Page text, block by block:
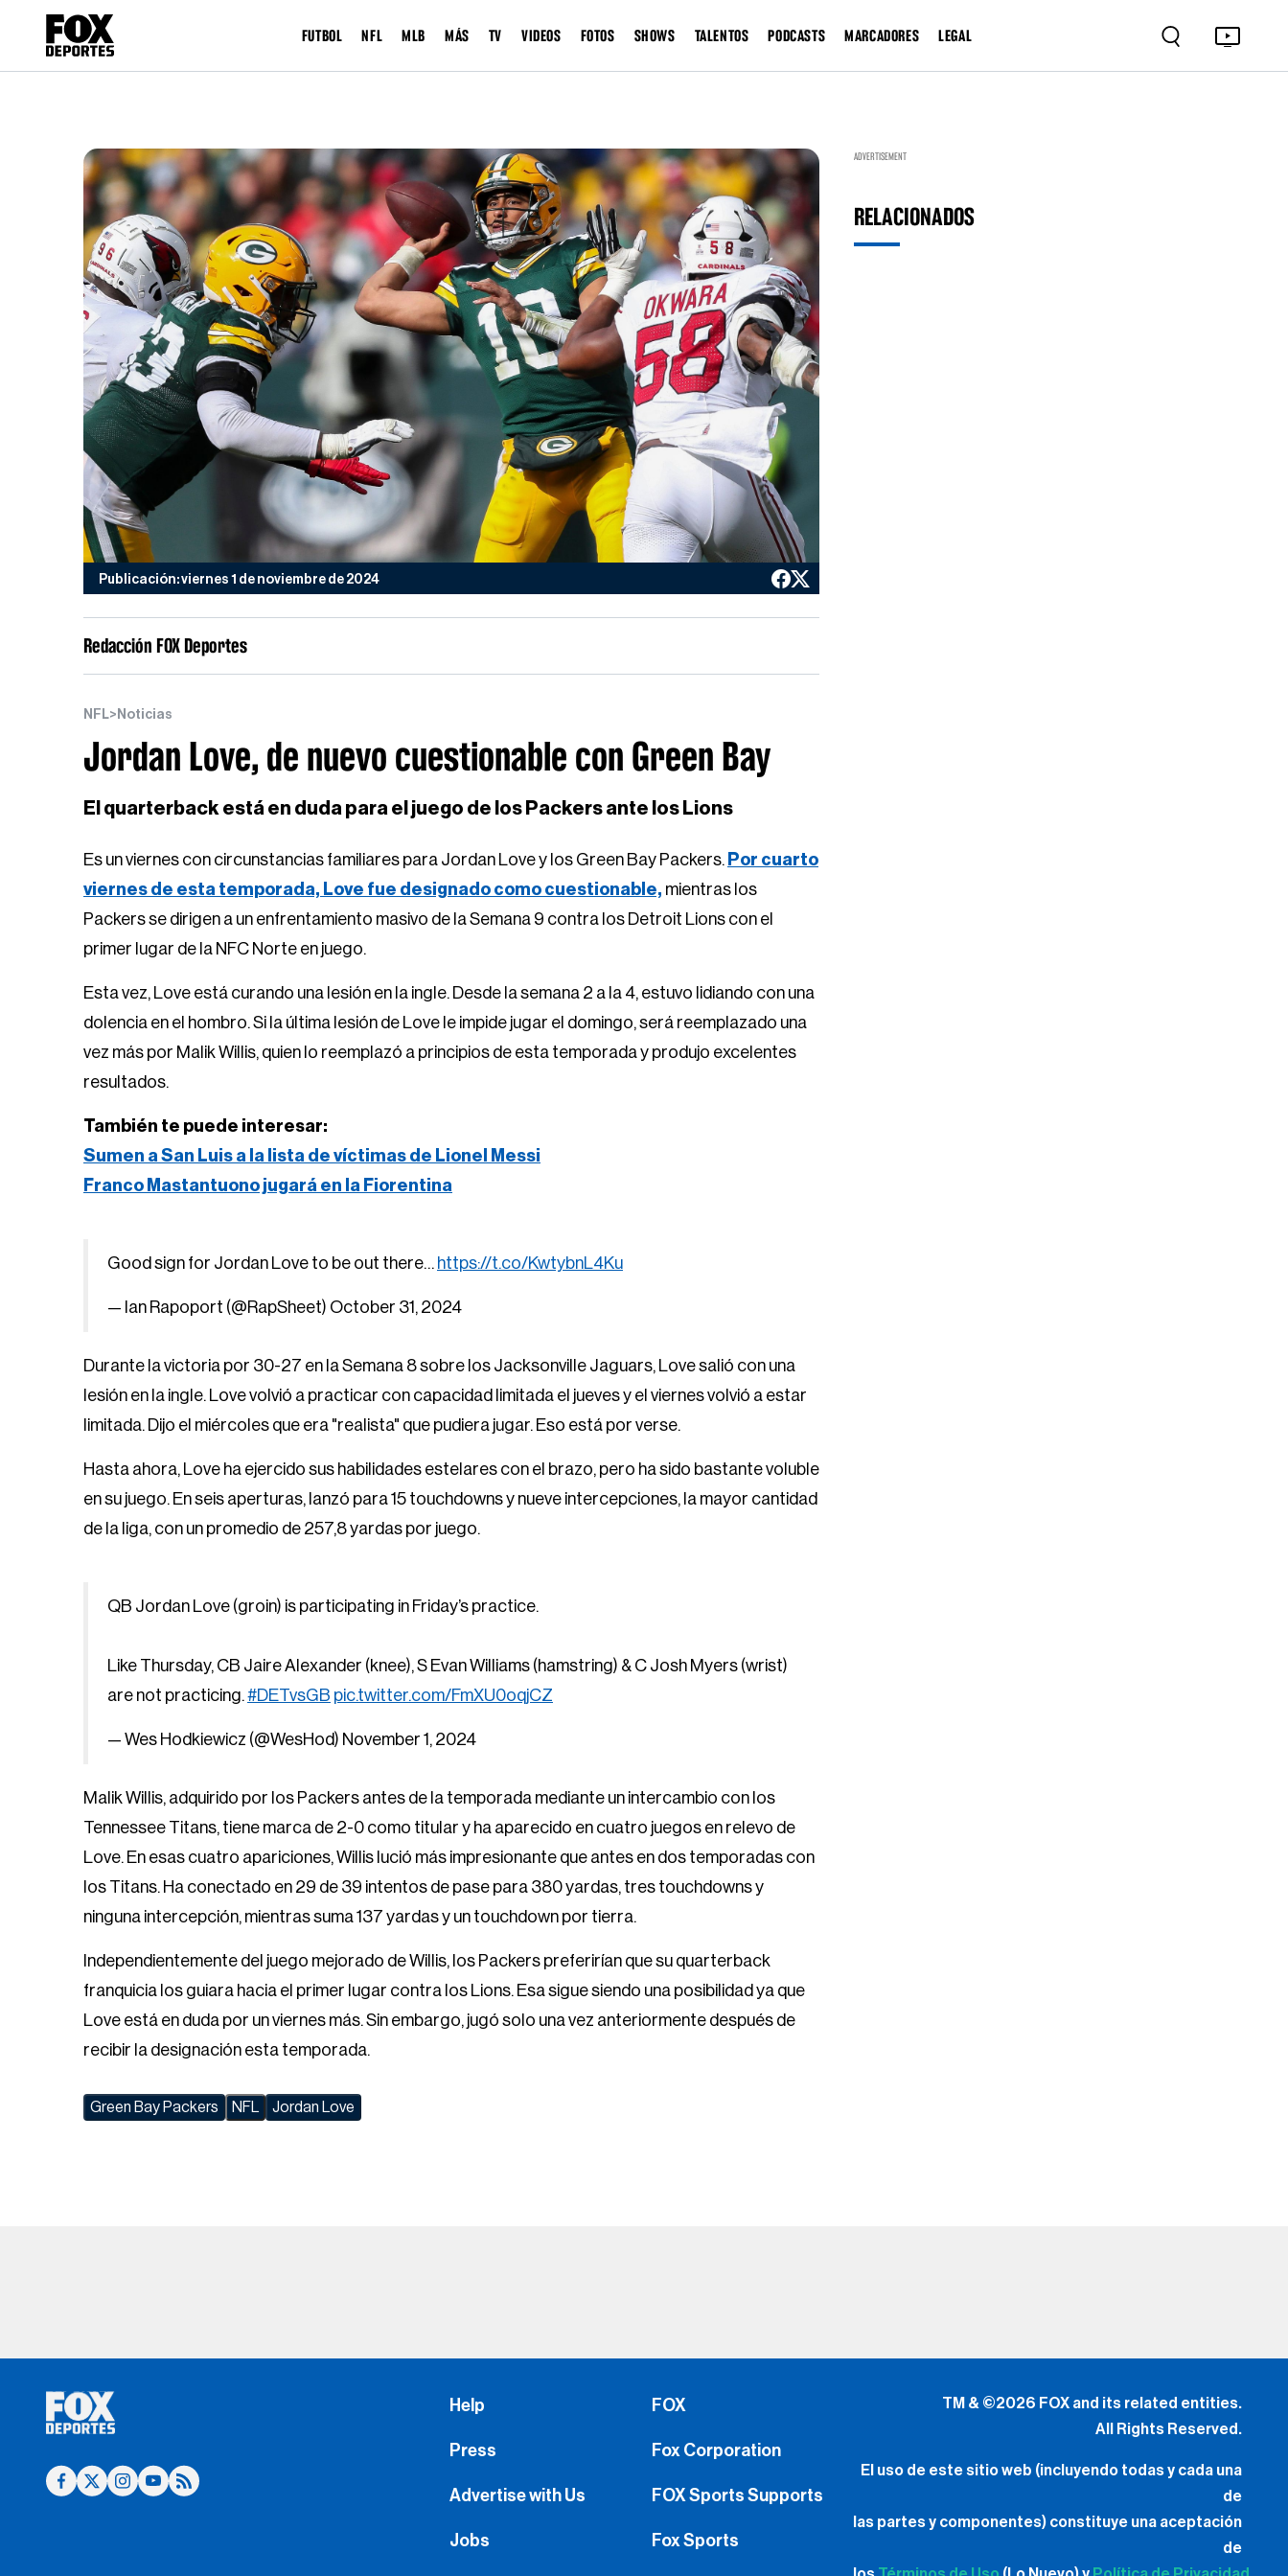
FUTBOL NFL MLB MÁS TV VIDEOS FOTOS SHOWS TALENTOS PODCASTS MARCADORES LEGAL
Publicación: viernes 1 de noviembre de 2024
Redacción FOX Deportes
NFL> Noticias
Jordan Love, de nuevo cuestionable con Green Bay
El quarterback está en duda para el juego de los Packers ante los Lions
Es un viernes con circunstancias familiares para Jordan Love y los Green Bay Packers. Por cuarto
viernes de esta temporada, Love fue designado como cuestionable, mientras los
Packers se dirigen a un enfrentamiento masivo de la Semana 9 contra los Detroit Lions con el
primer lugar de la NFC Norte en juego.
Esta vez, Love está curando una lesión en la ingle. Desde la semana 2 a la 4, estuvo lidiando con una
dolencia en el hombro. Si la última lesión de Love le impide jugar el domingo, será reemplazado una
vez más por Malik Willis, quien lo reemplazó a principios de esta temporada y produjo excelentes
resultados.
También te puede interesar:
Sumen a San Luis a la lista de víctimas de Lionel Messi
Franco Mastantuono jugará en la Fiorentina
Good sign for Jordan Love to be out there… https://t.co/KwtybnL4Ku
— Ian Rapoport (@RapSheet) October 31, 2024
Durante la victoria por 30-27 en la Semana 8 sobre los Jacksonville Jaguars, Love salió con una
lesión en la ingle. Love volvió a practicar con capacidad limitada el jueves y el viernes volvió a estar
limitada. Dijo el miércoles que era "realista" que pudiera jugar. Eso está por verse.
Hasta ahora, Love ha ejercido sus habilidades estelares con el brazo, pero ha sido bastante voluble
en su juego. En seis aperturas, lanzó para 15 touchdowns y nueve intercepciones, la mayor cantidad
de la liga, con un promedio de 257,8 yardas por juego.
QB Jordan Love (groin) is participating in Friday’s practice.
Like Thursday, CB Jaire Alexander (knee), S Evan Williams (hamstring) & C Josh Myers (wrist)
are not practicing.#DETvsGB pic.twitter.com/FmXU0oqjCZ
— Wes Hodkiewicz (@WesHod) November 1, 2024
Malik Willis, adquirido por los Packers antes de la temporada mediante un intercambio con los
Tennessee Titans, tiene marca de 2-0 como titular y ha aparecido en cuatro juegos en relevo de
Love. En esas cuatro apariciones, Willis lució más impresionante que antes en dos temporadas con
los Titans. Ha conectado en 29 de 39 intentos de pase para 380 yardas, tres touchdowns y
ninguna intercepción, mientras suma 137 yardas y un touchdown por tierra.
Independientemente del juego mejorado de Willis, los Packers preferirían que su quarterback
franquicia los guiara hacia el primer lugar contra los Lions. Esa sigue siendo una posibilidad ya que
Love está en duda por un viernes más. Sin embargo, jugó solo una vez anteriormente después de
recibir la designación esta temporada.
Green Bay Packers NFL Jordan Love
ADVERTISEMENT
RELACIONADOS
Help
Press
Advertise with Us
Jobs
FOX
Fox Corporation
FOX Sports Supports
Fox Sports
TM & ©2026 FOX and its related entities.
All Rights Reserved.
El uso de este sitio web (incluyendo todas y cada una
de
las partes y componentes) constituye una aceptación
de